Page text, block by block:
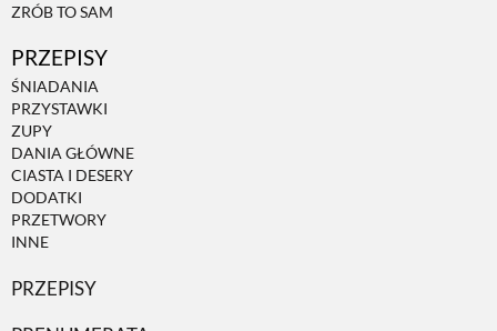
ZRÓB TO SAM
PRZEPISY
ŚNIADANIA
PRZYSTAWKI
ZUPY
DANIA GŁÓWNE
CIASTA I DESERY
DODATKI
PRZETWORY
INNE
PRZEPISY